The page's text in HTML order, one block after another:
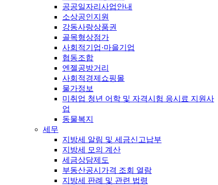
공공일자리사업안내
소상공인지원
강동사랑상품권
골목형상점가
사회적기업·마을기업
협동조합
엔젤공방거리
사회적경제쇼핑몰
물가정보
미취업 청년 어학 및 자격시험 응시료 지원사
업
동물복지
세무
지방세 알림 및 세금신고납부
지방세 모의 계산
세금상담제도
부동산공시가격 조회 열람
지방세 판례 및 관련 법령